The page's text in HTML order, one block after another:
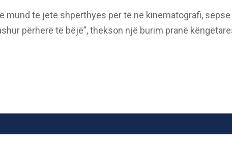
mund të jetë shpërthyes për të në kinematografi, sepse
përherë të bëjë”, thekson një burim pranë